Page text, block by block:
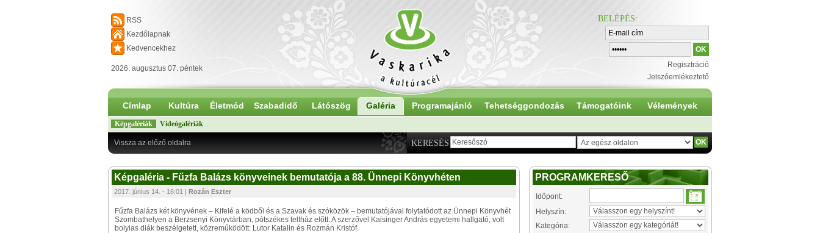
RSS
Kezdőlapnak
Kedvencekhez
2026. augusztus 07. péntek
BELÉPÉS:
Regisztráció
Jelszóemlékeztető
Címlap Kultúra Életmód Szabadidő Látószög Galéria Programajánló Tehetséggondozás Támogatóink Vélemények
Képgalériák Videógalériák
KERESÉS
Vissza az előző oldalra
Képgaléria - Fűzfa Balázs könyveinek bemutatója a 88. Ünnepi Könyvhéten
2017. június 14. - 16:01 | Rozán Eszter
Fűzfa Balázs két könyvének – Kifelé a ködből és a Szavak és szóközök – bemutatójával folytatódott az Ünnepi Könyvhét
Szombathelyen a Berzsenyi Könyvtárban, pótszékes teltház előtt. A szerzővel Kaisinger András egyetemi hallgató, volt
bolyias diák beszélgetett, közreműködött: Lutor Katalin és Rozmán Kristóf.
PROGRAMKERESŐ
Időpont:
Helyszín:
Kategória: